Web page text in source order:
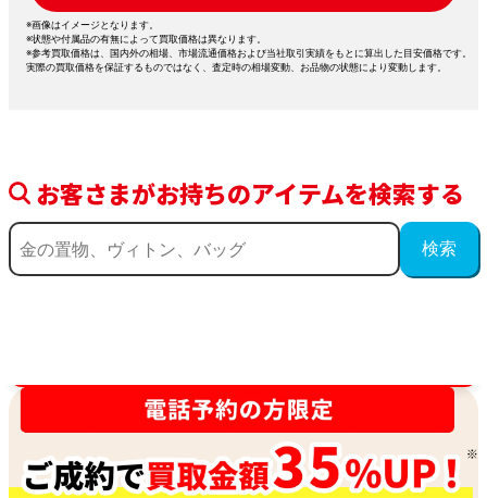
※画像はイメージとなります。
※状態や付属品の有無によって買取価格は異なります。
※参考買取価格は、国内外の相場、市場流通価格および当社取引実績をもとに算出した目安価格です。
実際の買取価格を保証するものではなく、査定時の相場変動、お品物の状態により変動します。
お客さまがお持ちのアイテムを検索する